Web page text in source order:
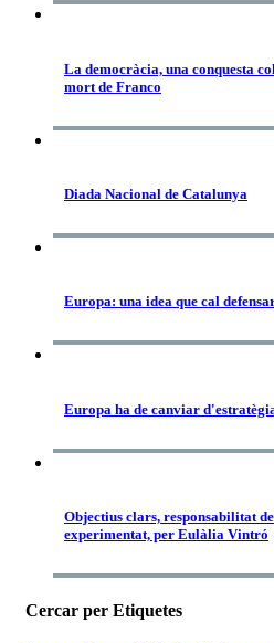
La democràcia, una conquesta
mort de Franco
Diada Nacional de Catalunya
Europa: una idea que cal
Europa ha de canviar
Objectius clars, responsabilitat
experimentat, per Eulàlia Vintró
Cercar per Etiquetes